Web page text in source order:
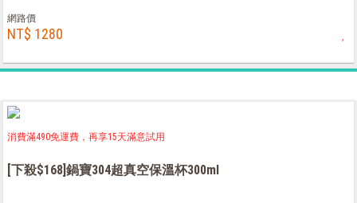
網路價
NT$ 1280
消費滿490免運費，再享15天滿意試用
[下殺$168]鍋寶304超真空保溫杯300ml